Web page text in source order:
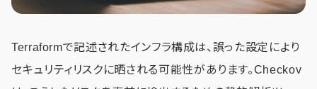
Terraformで記述されたインフラ構成は、誤った設定により
セキュリティリスクに晒される可能性があります。Checkov